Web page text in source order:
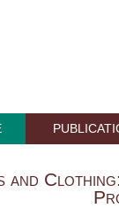
and